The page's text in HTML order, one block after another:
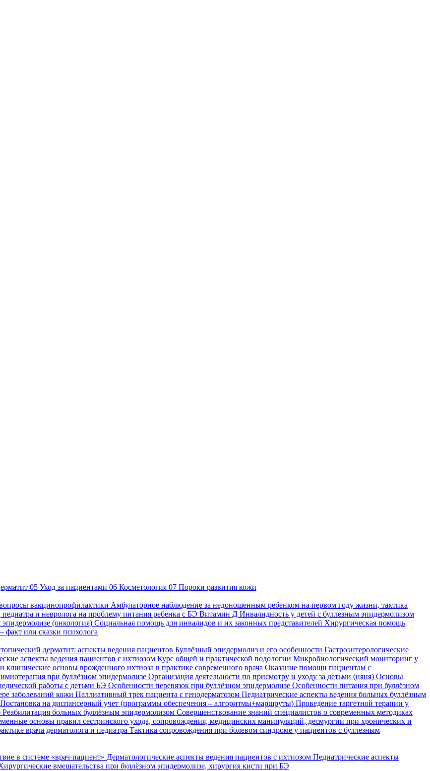
05 Уход за пациентами 06 Косметология 07 Пороки развития кожи
вакцинопрофилактики Амбулаторное наблюдение за недоношенным ребенком на первом году жизни, тактика
педиатра и невролога на проблему питания ребенка с БЭ Витамин Д Инвалидность у детей с буллезным эпидермолизом
(онкология) Социальная помощь для инвалидов и их законных представителей Хирургическая помощь
или сказки психолога
дерматит: аспекты ведения пациентов Буллёзный эпидермолиз и его особенности Гастроэнтерологические
аспекты ведения пациентов с ихтиозом Курс общей и практической подологии Микробиологический мониторинг у
клинические основы врожденного ихтиоза в практике современного врача Оказание помощи пациентам с
при буллёзном эпидермолизе Организация деятельности по присмотру и уходу за детьми (няня) Основы
работы с детьми БЭ Особенности перевязок при буллёзном эпидермолизе Особенности питания при буллёзном
заболеваний кожи Паллиативный трек пациента с генодерматозом Педиатрические аспекты ведения больных буллёзным
Постановка на диспансерный учет (программы обеспечения – алгоритмы+маршруты) Проведение таргетной терапии у
Реабилитация больных буллёзным эпидермолизом Совершенствование знаний специалистов о современных методиках
основы правил сестринского ухода, сопровождения, медицинских манипуляций, десмургии при хронических и
врача дерматолога и педиатра Тактика сопровождения при болевом синдроме у пациентов с буллезным
в системе «врач-пациент» Дерматологические аспекты ведения пациентов с ихтиозом Педиатрические аспекты
вмешательства при буллёзном эпидермолизе, хирургия кисти при БЭ